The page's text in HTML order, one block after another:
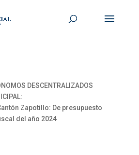
DESCENTRALIZADOS
Zapotillo: De presupuesto
del año 2024